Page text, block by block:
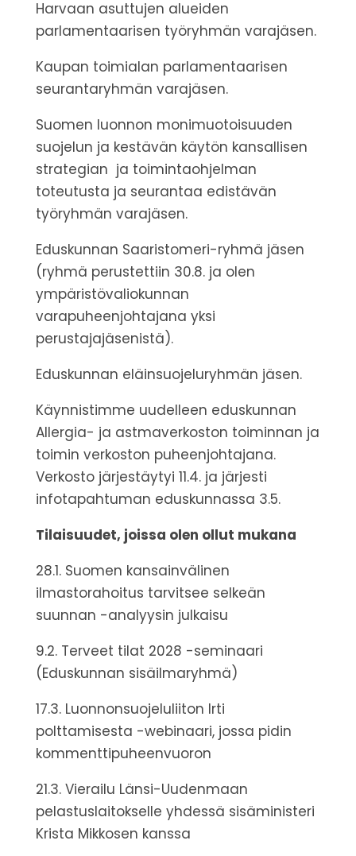
Harvaan asuttujen alueiden
parlamentaarisen työryhmän varajäsen.
Kaupan toimialan parlamentaarisen
seurantaryhmän varajäsen.
Suomen luonnon monimuotoisuuden
suojelun ja kestävän käytön kansallisen
strategian ja toimintaohjelman
toteutusta ja seurantaa edistävän
työryhmän varajäsen.
Eduskunnan Saaristomeri-ryhmä jäsen
(ryhmä perustettiin 30.8. ja olen
ympäristövaliokunnan
varapuheenjohtajana yksi
perustajajäsenistä).
Eduskunnan eläinsuojeluryhmän jäsen.
Käynnistimme uudelleen eduskunnan
Allergia- ja astmaverkoston toiminnan ja
toimin verkoston puheenjohtajana.
Verkosto järjestäytyi 11.4. ja järjesti
infotapahtuman eduskunnassa 3.5.
Tilaisuudet, joissa olen ollut mukana
28.1. Suomen kansainvälinen
ilmastorahoitus tarvitsee selkeän
suunnan -analyysin julkaisu
9.2. Terveet tilat 2028 -seminaari
(Eduskunnan sisäilmaryhmä)
17.3. Luonnonsuojeluliiton Irti
polttamisesta -webinaari, jossa pidin
kommenttipuheenvuoron
21.3. Vierailu Länsi-Uudenmaan
pelastuslaitokselle yhdessä sisäministeri
Krista Mikkosen kanssa